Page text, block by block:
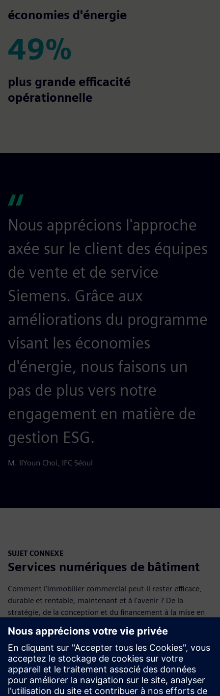
25 %
économies d'énergie
49%
49%
plus grande efficacité
opérationnelle
Nous apprécions l'approche
axée sur le client des équipes
de vente et de service
Siemens. Grâce aux
améliorations du programme
visant les économies
d'énergie, nous faisons un
pas de plus vers notre
engagement en matière de
gestion ESG.
M. IlYoun Choi, IFC Séoul
SUJET CONNEXE
Services numériques de bâtiment
Comment l'immobilier commercial peut-il rester efficace,
durable et rentable, maintenant et à l'avenir ? De la
stratégie, de la conception et du financement à la mise en
à long terme.
En savoir plus